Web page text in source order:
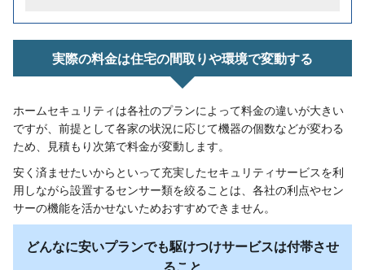
実際の料金は住宅の間取りや環境で変動する
ホームセキュリティは各社のプランによって料金の違いが大きい
ですが、前提として各家の状況に応じて機器の個数などが変わる
ため、見積もり次第で料金が変動します。
安く済ませたいからといって充実したセキュリティサービスを利
用しながら設置するセンサー類を絞ることは、各社の利点やセン
サーの機能を活かせないためおすすめできません。
どんなに安いプランでも駆けつけサービスは付帯させ
ること